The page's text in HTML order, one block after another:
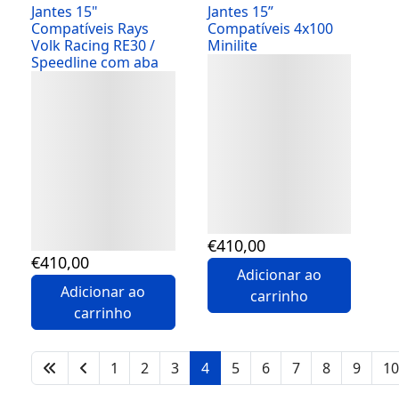
Jantes 15"
Compatíveis Rays
Volk Racing RE30 /
Speedline com aba
€410,00
Adicionar ao
carrinho
Jantes 15”
Compatíveis 4x100
Minilite
€410,00
Adicionar ao
carrinho
1 2 3 4 5 6 7 8 9 10